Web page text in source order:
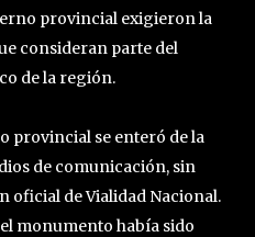
provincial exigieron la
consideran parte del
de la región.
provincial se enteró de la
de comunicación, sin
oficial de Vialidad Nacional.
monumento había sido